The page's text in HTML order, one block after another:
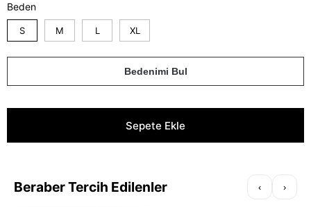
Beden
S M L XL
Bedenimi Bul
Beraber Tercih Edilenler ‹ ›